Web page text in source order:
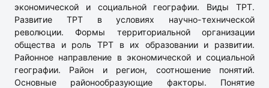
экономической и социальной географии. Виды ТРТ.
Развитие ТРТ в условиях научно-технической
революции. Формы территориальной организации
общества и роль ТРТ в их образовании и развитии.
Районное направление в экономической и социальной
географии. Район и регион, соотношение понятий.
Основные районообразующие факторы. Понятие